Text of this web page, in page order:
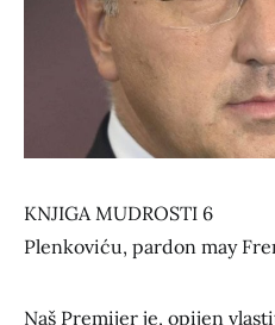
KNJIGA MUDROSTI 6
Plenkoviću, pardon may
Naš Premijer je, opijen